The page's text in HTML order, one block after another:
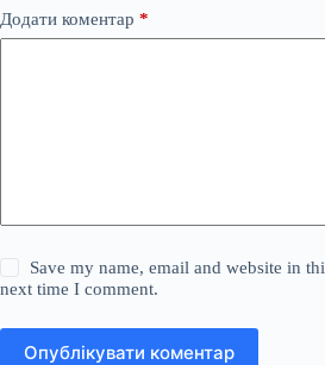
Додати коментар *
Save my name, email and website in
next time I comment.
Опублікувати коментар